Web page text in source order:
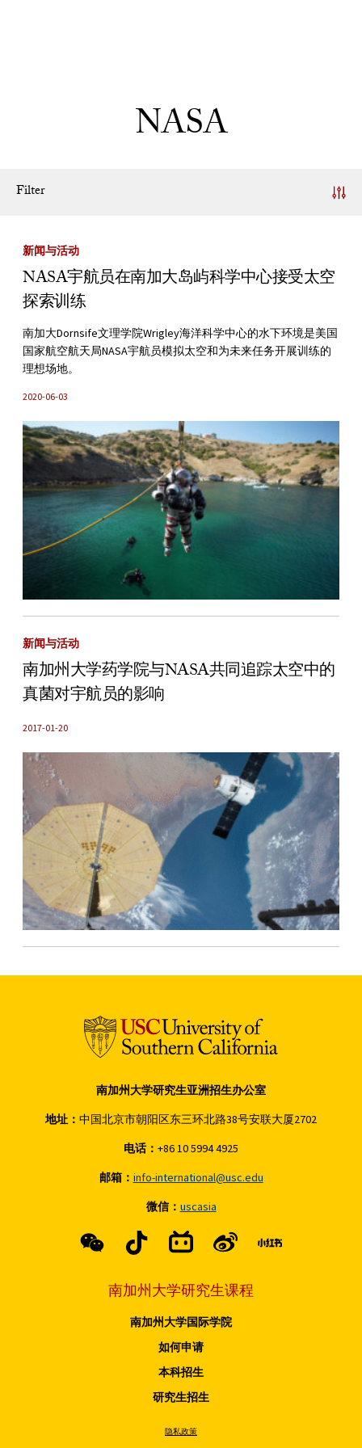
NASA
Filter
News Listing
新闻与活动
NASA宇航员在南加大岛屿科学中心接受太空
探索训练
南加大Dornsife文理学院Wrigley海洋科学中心的水下环境是美国
国家航空航天局NASA宇航员模拟太空和为未来任务开展训练的
理想场地。
2020-06-03
新闻与活动
南加州大学药学院与NASA共同追踪太空中的
真菌对宇航员的影响
2017-01-20
南加州大学研究生亚洲招生办公室
地址： 中国北京市朝阳区东三环北路38号安联大厦2702
电话： +86 10 5994 4925
邮箱： info-international@usc.edu
微信： uscasia
南加州大学研究生课程
南加州大学国际学院
如何申请
本科招生
研究生招生
隐私政策